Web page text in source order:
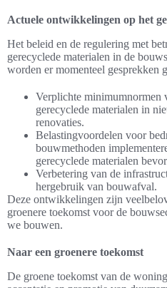
Actuele ontwikkelingen op het
Het beleid en de regulering met
gerecyclede materialen in de
worden er momenteel gesprekken
Verplichte minimumnormen
gerecyclede materialen in
renovaties.
Belastingvoordelen voor
bouwmethoden
gerecyclede materialen
Verbetering van de
hergebruik van bouwafval.
Deze ontwikkelingen zijn
groenere toekomst voor de
we bouwen.
Naar een groenere toekomst
De groene toekomst van de